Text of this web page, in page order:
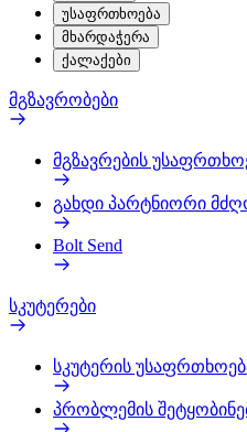
უსაფრთხოება
მხარდაჭერა
ქალაქები
მგზავრობები
მგზავრების
გახდი პარტნიორი
Bolt Send
სკუტერები
სკუტერის
პრობლემის